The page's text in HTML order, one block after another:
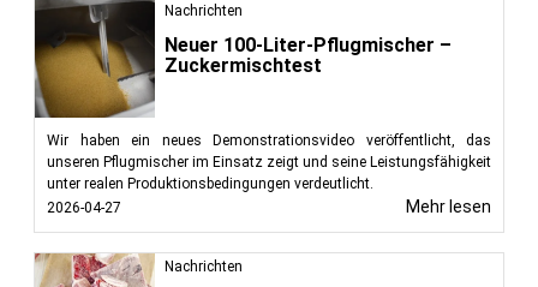
Nachrichten
Neuer 100-Liter-Pflugmischer –
Zuckermischtest
Wir haben ein neues Demonstrationsvideo veröffentlicht, das
unseren Pflugmischer im Einsatz zeigt und seine Leistungsfähigkeit
unter realen Produktionsbedingungen verdeutlicht.
2026-04-27
Mehr lesen
Nachrichten